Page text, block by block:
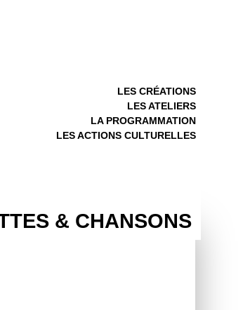
LES CRÉATIONS
LES ATELIERS
LA PROGRAMMATION
LES ACTIONS CULTURELLES
& CHANSONS